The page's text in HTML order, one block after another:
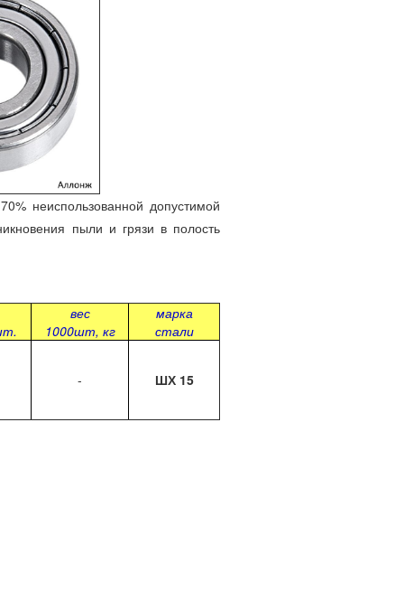
неиспользованной допустимой
пыли и грязи в полость
вес
1000шт, кг
марка
стали
- ШХ 15